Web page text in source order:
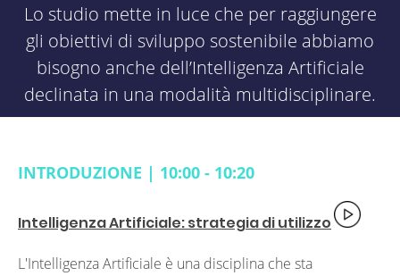
Lo studio mette in luce che per raggiungere
gli obiettivi di sviluppo sostenibile abbiamo
bisogno anche dell’Intelligenza Artificiale
declinata in una modalità multidisciplinare.
INTRODUZIONE | 10:00 - 10:20
Intelligenza Artificiale: strategia di utilizzo
L'Intelligenza Artificiale è una disciplina che sta